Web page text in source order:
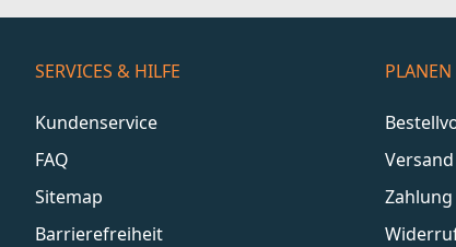
SERVICES & HILFE
Kundenservice
FAQ
Sitemap
Barrierefreiheit
PLANEN
Zahlung